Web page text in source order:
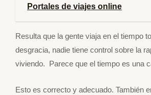
Portales de viajes online
Resulta que la gente viaja en el tiempo
desgracia, nadie tiene control sobre la
viviendo. Parece que el tiempo es una
Esto es correcto y adecuado. También